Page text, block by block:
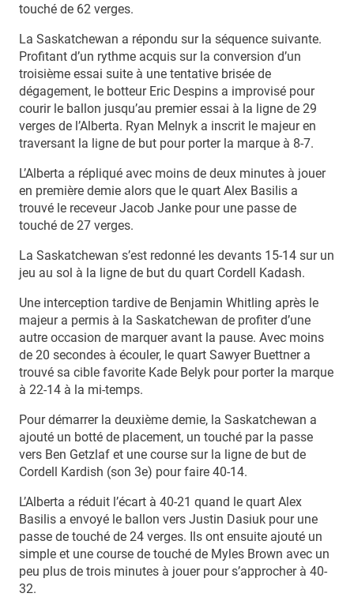
touché de 62 verges.
La Saskatchewan a répondu sur la séquence suivante.
Profitant d’un rythme acquis sur la conversion d’un
troisième essai suite à une tentative brisée de
dégagement, le botteur Eric Despins a improvisé pour
courir le ballon jusqu’au premier essai à la ligne de 29
verges de l’Alberta. Ryan Melnyk a inscrit le majeur en
traversant la ligne de but pour porter la marque à 8-7.
L’Alberta a répliqué avec moins de deux minutes à jouer
en première demie alors que le quart Alex Basilis a
trouvé le receveur Jacob Janke pour une passe de
touché de 27 verges.
La Saskatchewan s’est redonné les devants 15-14 sur un
jeu au sol à la ligne de but du quart Cordell Kadash.
Une interception tardive de Benjamin Whitling après le
majeur a permis à la Saskatchewan de profiter d’une
autre occasion de marquer avant la pause. Avec moins
de 20 secondes à écouler, le quart Sawyer Buettner a
trouvé sa cible favorite Kade Belyk pour porter la marque
à 22-14 à la mi-temps.
Pour démarrer la deuxième demie, la Saskatchewan a
ajouté un botté de placement, un touché par la passe
vers Ben Getzlaf et une course sur la ligne de but de
Cordell Kardish (son 3e) pour faire 40-14.
L’Alberta a réduit l’écart à 40-21 quand le quart Alex
Basilis a envoyé le ballon vers Justin Dasiuk pour une
passe de touché de 24 verges. Ils ont ensuite ajouté un
simple et une course de touché de Myles Brown avec un
peu plus de trois minutes à jouer pour s’approcher à 40-
32.